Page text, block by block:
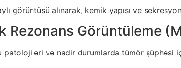
görüntüsü alınarak, kemik yapısı ve
Rezonans Görüntüleme
patolojileri ve nadir durumlarda tümör şüphesi